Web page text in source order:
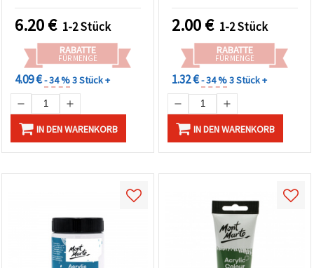
6.20€ 1-2 Stück
RABATTE
FÜR MENGE
4.09 €- 34 %3 Stück +
IN DEN WARENKORB
2.00€ 1-2 Stück
RABATTE
FÜR MENGE
1.32 €- 34 %3 Stück +
IN DEN WARENKORB